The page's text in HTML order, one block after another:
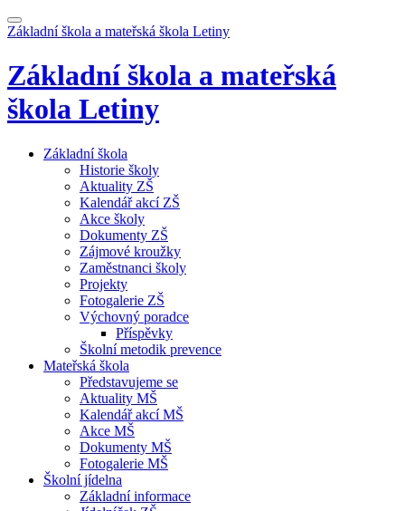
Základní škola a mateřská škola Letiny
Základní škola a mateřská
škola Letiny
Základní škola
Historie školy
Aktuality ZŠ
Kalendář akcí ZŠ
Akce školy
Dokumenty ZŠ
Zájmové kroužky
Zaměstnanci školy
Projekty
Fotogalerie ZŠ
Výchovný poradce
Příspěvky
Školní metodik prevence
Mateřská škola
Představujeme se
Aktuality MŠ
Kalendář akcí MŠ
Akce MŠ
Dokumenty MŠ
Fotogalerie MŠ
Školní jídelna
Základní informace